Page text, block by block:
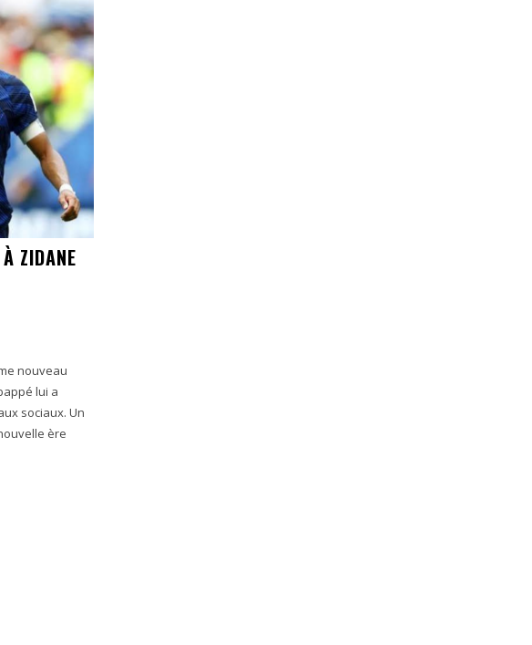
ZIDANE
nouveau
lui a
sociaux. Un
ère